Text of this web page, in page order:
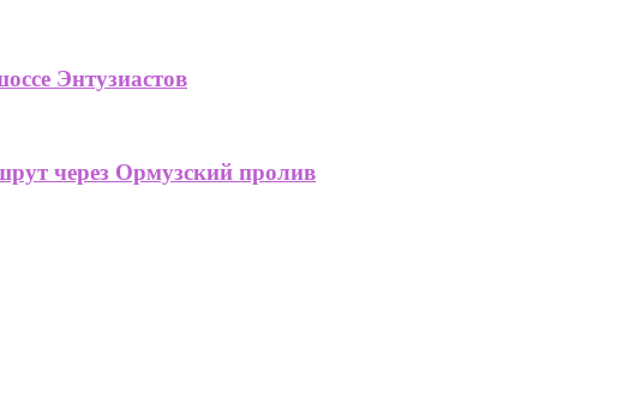
Энтузиастов
через Ормузский пролив